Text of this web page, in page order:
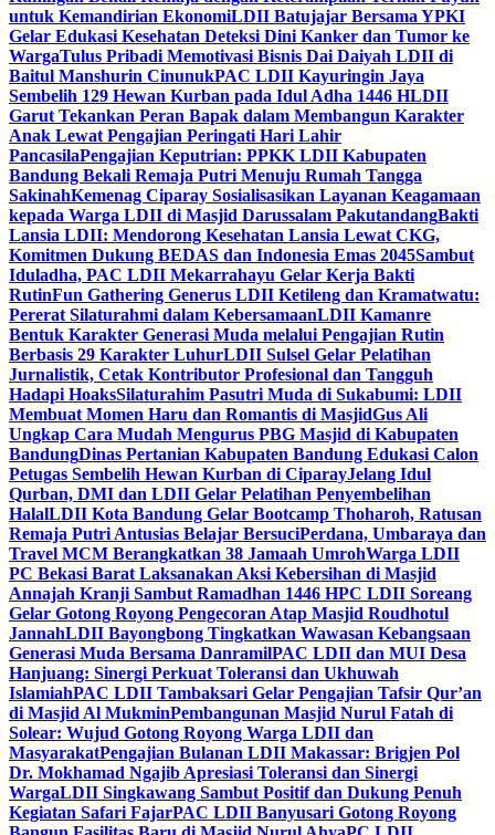
untuk Kemandirian EkonomiLDII Batujajar Bersama YPKI
Gelar Edukasi Kesehatan Deteksi Dini Kanker dan Tumor ke
WargaTulus Pribadi Memotivasi Bisnis Dai Daiyah LDII di
Baitul Manshurin CinunukPAC LDII Kayuringin Jaya
Sembelih 129 Hewan Kurban pada Idul Adha 1446 HLDII
Garut Tekankan Peran Bapak dalam Membangun Karakter
Anak Lewat Pengajian Peringati Hari Lahir
PancasilaPengajian Keputrian: PPKK LDII Kabupaten
Bandung Bekali Remaja Putri Menuju Rumah Tangga
SakinahKemenag Ciparay Sosialisasikan Layanan Keagamaan
kepada Warga LDII di Masjid Darussalam PakutandangBakti
Lansia LDII: Mendorong Kesehatan Lansia Lewat CKG,
Komitmen Dukung BEDAS dan Indonesia Emas 2045Sambut
Iduladha, PAC LDII Mekarrahayu Gelar Kerja Bakti
RutinFun Gathering Generus LDII Ketileng dan Kramatwatu:
Pererat Silaturahmi dalam KebersamaanLDII Kamanre
Bentuk Karakter Generasi Muda melalui Pengajian Rutin
Berbasis 29 Karakter LuhurLDII Sulsel Gelar Pelatihan
Jurnalistik, Cetak Kontributor Profesional dan Tangguh
Hadapi HoaksSilaturahim Pasutri Muda di Sukabumi: LDII
Membuat Momen Haru dan Romantis di MasjidGus Ali
Ungkap Cara Mudah Mengurus PBG Masjid di Kabupaten
BandungDinas Pertanian Kabupaten Bandung Edukasi Calon
Petugas Sembelih Hewan Kurban di CiparayJelang Idul
Qurban, DMI dan LDII Gelar Pelatihan Penyembelihan
HalalLDII Kota Bandung Gelar Bootcamp Thoharoh, Ratusan
Remaja Putri Antusias Belajar BersuciPerdana, Umbaraya dan
Travel MCM Berangkatkan 38 Jamaah UmrohWarga LDII
PC Bekasi Barat Laksanakan Aksi Kebersihan di Masjid
Annajah Kranji Sambut Ramadhan 1446 HPC LDII Soreang
Gelar Gotong Royong Pengecoran Atap Masjid Roudhotul
JannahLDII Bayongbong Tingkatkan Wawasan Kebangsaan
Generasi Muda Bersama DanramilPAC LDII dan MUI Desa
Hanjuang: Sinergi Perkuat Toleransi dan Ukhuwah
IslamiahPAC LDII Tambaksari Gelar Pengajian Tafsir Qur’an
di Masjid Al MukminPembangunan Masjid Nurul Fatah di
Solear: Wujud Gotong Royong Warga LDII dan
MasyarakatPengajian Bulanan LDII Makassar: Brigjen Pol
Dr. Mokhamad Ngajib Apresiasi Toleransi dan Sinergi
WargaLDII Singkawang Sambut Positif dan Dukung Penuh
Kegiatan Safari FajarPAC LDII Banyusari Gotong Royong